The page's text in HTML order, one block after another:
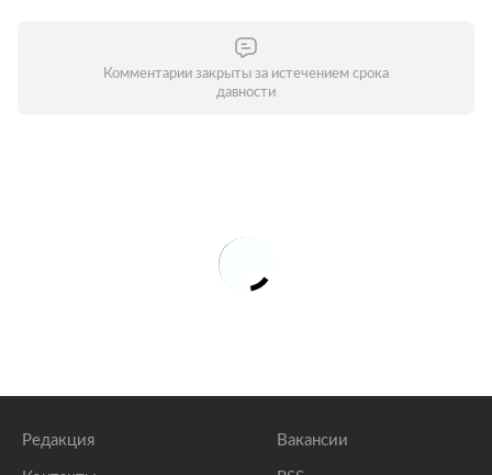
Комментарии закрыты за истечением срока
давности
Редакция Вакансии